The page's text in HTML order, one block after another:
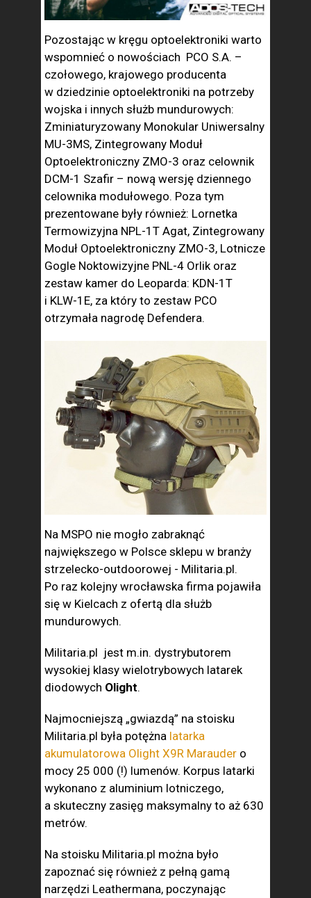
Pozostając w kręgu optoelektroniki warto
wspomnieć o nowościach PCO S.A. –
czołowego, krajowego producenta
w dziedzinie optoelektroniki na potrzeby
wojska i innych służb mundurowych:
Zminiaturyzowany Monokular Uniwersalny
MU-3MS, Zintegrowany Moduł
Optoelektroniczny ZMO-3 oraz celownik
DCM-1 Szafir – nową wersję dziennego
celownika modułowego. Poza tym
prezentowane były również: Lornetka
Termowizyjna NPL-1T Agat, Zintegrowany
Moduł Optoelektroniczny ZMO-3, Lotnicze
Gogle Noktowizyjne PNL-4 Orlik oraz
zestaw kamer do Leoparda: KDN-1T
i KLW-1E, za który to zestaw PCO
otrzymała nagrodę Defendera.
Na MSPO nie mogło zabraknąć
największego w Polsce sklepu w branży
strzelecko-outdoorowej - Militaria.pl.
Po raz kolejny wrocławska firma pojawiła
się w Kielcach z ofertą dla służb
mundurowych.
Militaria.pl jest m.in. dystrybutorem
wysokiej klasy wielotrybowych latarek
diodowych Olight.
Najmocniejszą „gwiazdą” na stoisku
Militaria.pl była potężna latarka
akumulatorowa Olight X9R Marauder o
mocy 25 000 (!) lumenów. Korpus latarki
wykonano z aluminium lotniczego,
a skuteczny zasięg maksymalny to aż 630
metrów.
Na stoisku Militaria.pl można było
zapoznać się również z pełną gamą
narzędzi Leathermana, poczynając